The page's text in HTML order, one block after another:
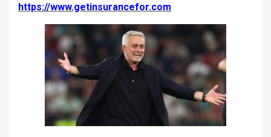
https://www.getinsurancefor.com